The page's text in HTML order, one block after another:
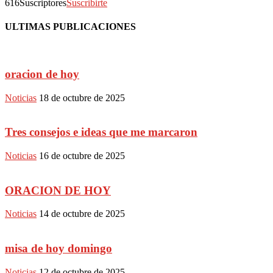
616SuscriptoresSuscribirte
ULTIMAS PUBLICACIONES
oracion de hoy
Noticias 18 de octubre de 2025
Tres consejos e ideas que me marcaron
Noticias 16 de octubre de 2025
ORACION DE HOY
Noticias 14 de octubre de 2025
misa de hoy domingo